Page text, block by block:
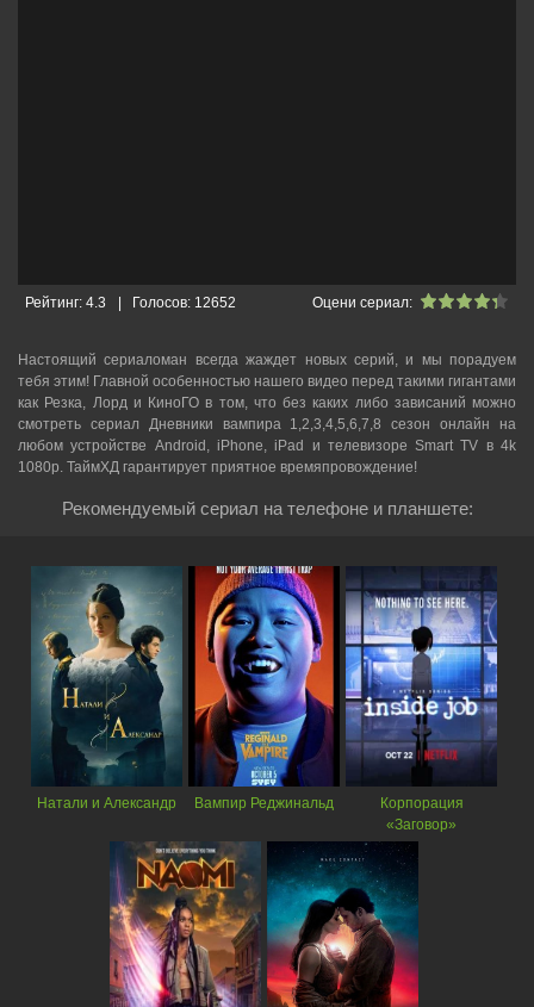
Оцени сериал:
Рейтинг: 4.3 Голосов: 12652
Настоящий сериаломан всегда жаждет новых серий, и мы порадуем
тебя этим! Главной особенностью нашего видео перед такими гигантами
как Резка, Лорд и КиноГО в том, что без каких либо зависаний можно
смотреть cериал Дневники вампира 1,2,3,4,5,6,7,8 сезон онлайн на
любом устройстве Android, iPhone, iPad и телевизоре Smart TV в 4k
1080p. ТаймХД гарантирует приятное времяпровождение!
Рекомендуемый сериал на телефоне и планшете:
Натали и Александр Вампир Реджинальд
Корпорация
«Заговор»